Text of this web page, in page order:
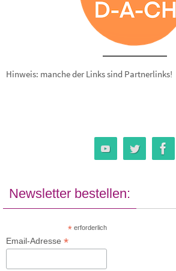
Hinweis: manche der Links sind Partnerlinks!
Newsletter bestellen:
* erforderlich
Email-Adresse*